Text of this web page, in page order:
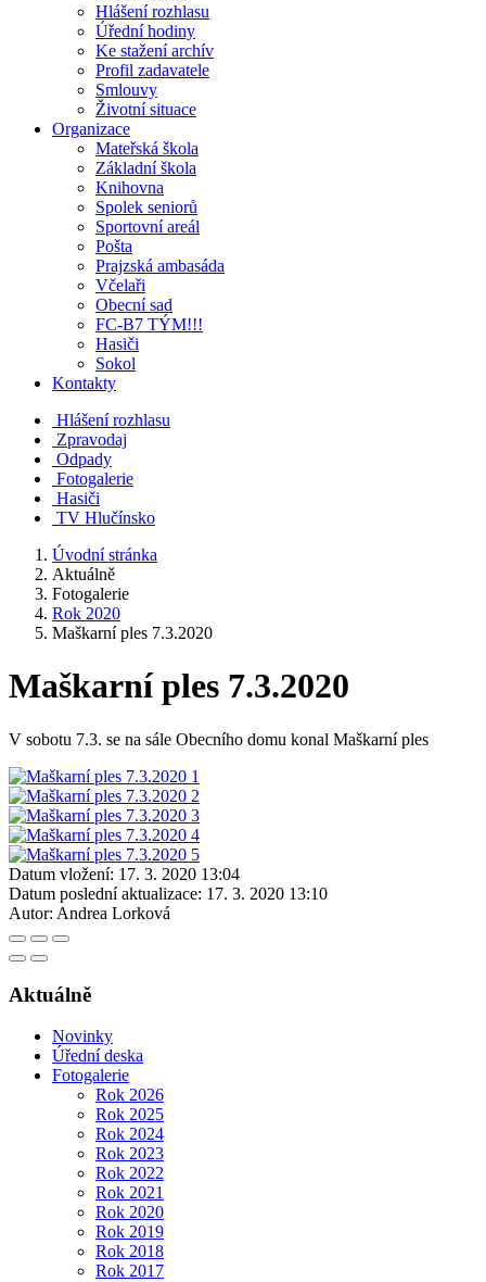
Hlášení rozhlasu
Úřední hodiny
Ke stažení archív
Profil zadavatele
Smlouvy
Životní situace
Organizace
Mateřská škola
Základní škola
Knihovna
Spolek seniorů
Sportovní areál
Pošta
Prajzská ambasáda
Včelaři
Obecní sad
FC-B7 TÝM!!!
Hasiči
Sokol
Kontakty
Hlášení rozhlasu
Zpravodaj
Odpady
Fotogalerie
Hasiči
TV Hlučínsko
Úvodní stránka
Aktuálně
Fotogalerie
Rok 2020
Maškarní ples 7.3.2020
Maškarní ples 7.3.2020
V sobotu 7.3. se na sále Obecního domu konal Maškarní ples
Datum vložení: 17. 3. 2020 13:04
Datum poslední aktualizace: 17. 3. 2020 13:10
Autor: Andrea Lorková
Aktuálně
Novinky
Úřední deska
Fotogalerie
Rok 2026
Rok 2025
Rok 2024
Rok 2023
Rok 2022
Rok 2021
Rok 2020
Rok 2019
Rok 2018
Rok 2017